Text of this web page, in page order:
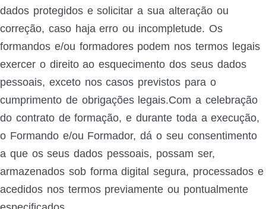
dados protegidos e solicitar a sua alteração ou
correção, caso haja erro ou incompletude. Os
formandos e/ou formadores podem nos termos legais
exercer o direito ao esquecimento dos seus dados
pessoais, exceto nos casos previstos para o
cumprimento de obrigações legais.Com a celebração
do contrato de formação, e durante toda a execução,
o Formando e/ou Formador, dá o seu consentimento
a que os seus dados pessoais, possam ser,
armazenados sob forma digital segura, processados e
acedidos nos termos previamente ou pontualmente